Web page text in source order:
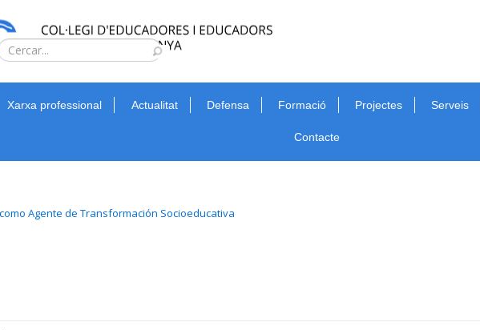
Type 2 or more characters for results.
Cerca
Xarxa professional Actualitat Defensa Formació Projectes Serveis
Contacte
Agente de Transformación Socioeducativa